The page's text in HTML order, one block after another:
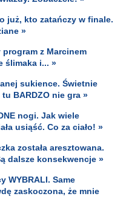
już, kto zatańczy w finale.
»
z Marcinem
ślimaka i... »
sukience. Świetnie
BARDZO nie gra »
nogi. Jak wiele
usiąść. Co za ciało! »
została aresztowana.
dalsze konsekwencje »
WYBRALI. Same
zaskoczona, że mnie